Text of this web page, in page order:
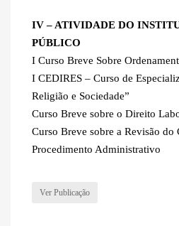
IV – ATIVIDADE DO
PÚBLICO
I Curso Breve Sobre
I CEDIRES – Curso de
Religião e Sociedade”
Curso Breve sobre o Direito
Curso Breve sobre a Revisão do
Procedimento Administrativo
Ver Publicação